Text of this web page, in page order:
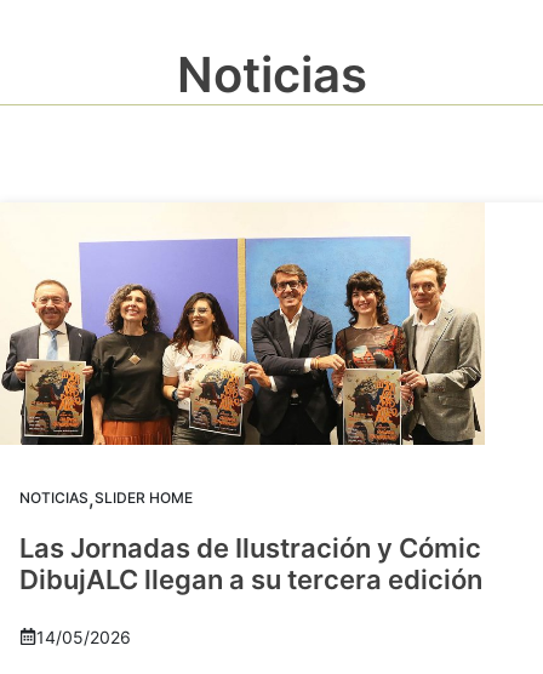
Noticias
NOTICIAS,SLIDER HOME
Las Jornadas de Ilustración y Cómic
DibujALC llegan a su tercera edición
14/05/2026